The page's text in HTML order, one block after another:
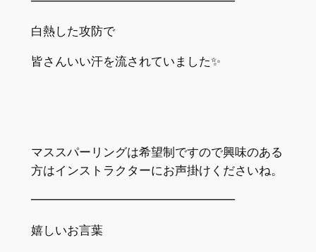
白熱した攻防で
皆さんいい汗を流されていました✨
マススパーリングは希望制ですので興味のある
方はインストラクターにお声掛けくださいね。
━━━━━━━━━━━━━━━━━
嬉しいお言葉